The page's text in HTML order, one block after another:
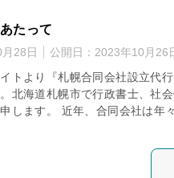
たって
28日 公開日： 2023年10月26
トより『札幌合同会社設立代
北海道札幌市で行政書士、社
します。 近年、合同会社は年